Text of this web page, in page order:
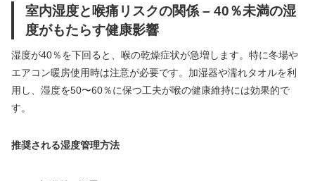
室内湿度と喉痛リスクの関係 – 40％未満の湿
度がもたらす健康影響
湿度が40％を下回ると、喉の乾燥症状が急増します。特に冬場や
エアコン暖房使用時は注意が必要です。加湿器や濡れタオルを利
用し、湿度を50〜60％に保つ工夫が喉の健康維持には効果的で
す。
推奨される湿度管理方法